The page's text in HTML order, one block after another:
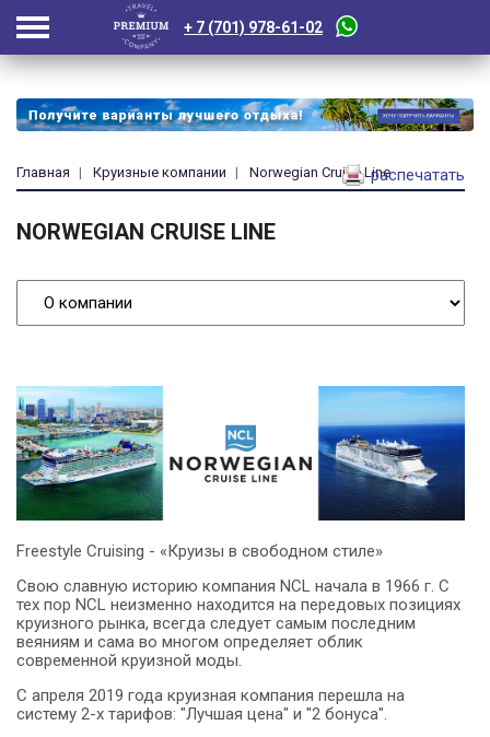
+ 7 (701) 978-61-02
Главная Круизные компании Norwegian Cruise Lineраспечатать
NORWEGIAN CRUISE LINE
Freestyle Cruising - «Круизы в свободном стиле»
Свою славную историю компания NCL начала в 1966 г. С
тех пор NCL неизменно находится на передовых позициях
круизного рынка, всегда следует самым последним
веяниям и сама во многом определяет облик
современной круизной моды.
С апреля 2019 года круизная компания перешла на
систему 2-х тарифов: "Лучшая цена" и "2 бонуса".